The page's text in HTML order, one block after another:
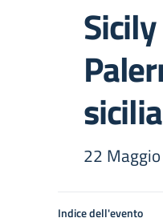
22
Indice dell'evento